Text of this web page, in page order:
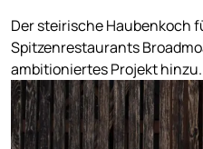
Der steirische Haubenkoch
Spitzenrestaurants
ambitioniertes Projekt hinzu.